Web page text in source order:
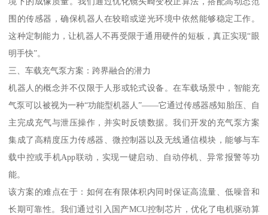
围的传感器，确保机器人在较暗或逆光环境中依然能够稳定工作。
这种定制能力，让机器人不再受限于通用硬件的短板，真正实现“眼
明手快”。
三、车载充气泵方案：跨界融合的潜力
机器人的概念并不仅限于人形或轮式设备。在车载场景中，智能充
气泵可以被视为一种“功能型机器人”——它通过传感器感知胎压、自
主完成充气与泄压操作，并实时反馈数据。我们开发的充气泵方案
集成了高精度压力传感器、微控制器以及无线通信模块，能够与车
载中控或手机App联动，实现一键启动、自动停机、异常报警等功
能。
该方案的难点在于：如何在有限体积内同时保证高流量、低噪音和
长期可靠性。我们通过引入国产MCU控制芯片，优化了电机驱动算